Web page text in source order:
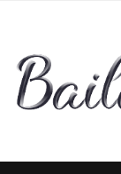
contenu